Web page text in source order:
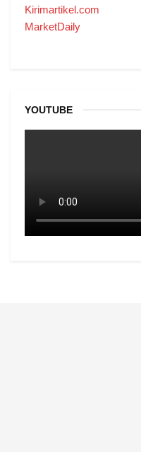
Kirimartikel.com
MarketDaily
YOUTUBE